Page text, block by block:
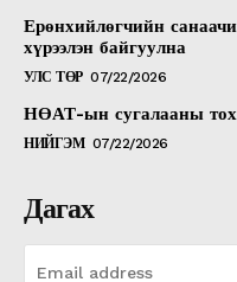
Ерөнхийлөгчийн
хүрээлэн байгуулна
УЛС ТӨР 07/22/2026
НӨАТ-ын сугалааны
НИЙГЭМ 07/22/2026
Дагах